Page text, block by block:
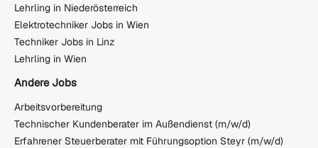
Lehrling in Niederösterreich
Elektrotechniker Jobs in Wien
Techniker Jobs in Linz
Lehrling in Wien
Andere Jobs
Arbeitsvorbereitung
Technischer Kundenberater im Außendienst (m/w/d)
Erfahrener Steuerberater mit Führungsoption Steyr (m/w/d)